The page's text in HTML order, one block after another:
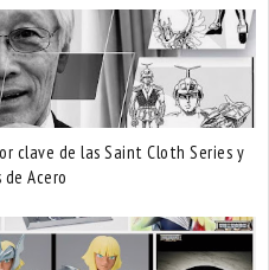
clave de las Saint Cloth Series y
Acero